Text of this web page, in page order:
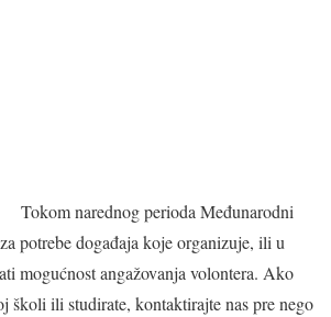
Tokom narednog perioda Međunarodni
potrebe događaja koje organizuje, ili u
mogućnost angažovanja volontera. Ako
školi ili studirate, kontaktirajte nas pre nego